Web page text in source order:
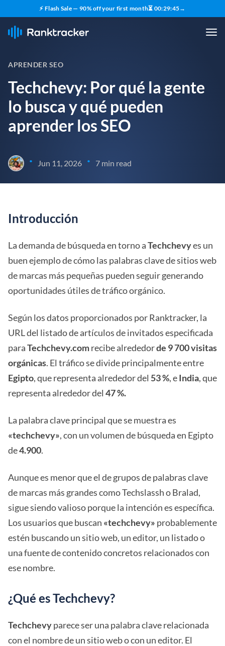
⚡ Flash Sale — 90% off your first month⏳ 00:29:44→
APRENDER SEO
Techchevy: Por qué la gente
lo busca y qué pueden
aprender los SEO
• Jun 11, 2026 • 7 min read
Introducción
La demanda de búsqueda en torno aTechchevyes un
buen ejemplo de cómo las palabras clave de sitios web
de marcas más pequeñas pueden seguir generando
oportunidades útiles de tráfico orgánico.
Según los datos proporcionados por Ranktracker, la
URL del listado de artículos de invitados especificada
paraTechchevy.comrecibe alrededorde 9 700 visitas
orgánicas. El tráfico se divide principalmente entre
Egipto, que representa alrededor del 53 %, eIndia, que
representa alrededor del 47 %.
La palabra clave principal que se muestra es
«techchevy», con un volumen de búsqueda en Egipto
de4.900.
Aunque es menor que el de grupos de palabras clave
de marcas más grandes como Techslassh o Bralad,
sigue siendo valioso porque la intención es específica.
Los usuarios que buscan «techchevy» probablemente
estén buscando un sitio web, un editor, un listado o
una fuente de contenido concretos relacionados con
ese nombre.
¿Qué es Techchevy?
Techchevyparece ser una palabra clave relacionada
con el nombre de un sitio web o con un editor. El